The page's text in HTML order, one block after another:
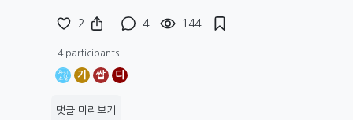
2 4 144
4 participants
기 쌉 디
댓글 미리보기